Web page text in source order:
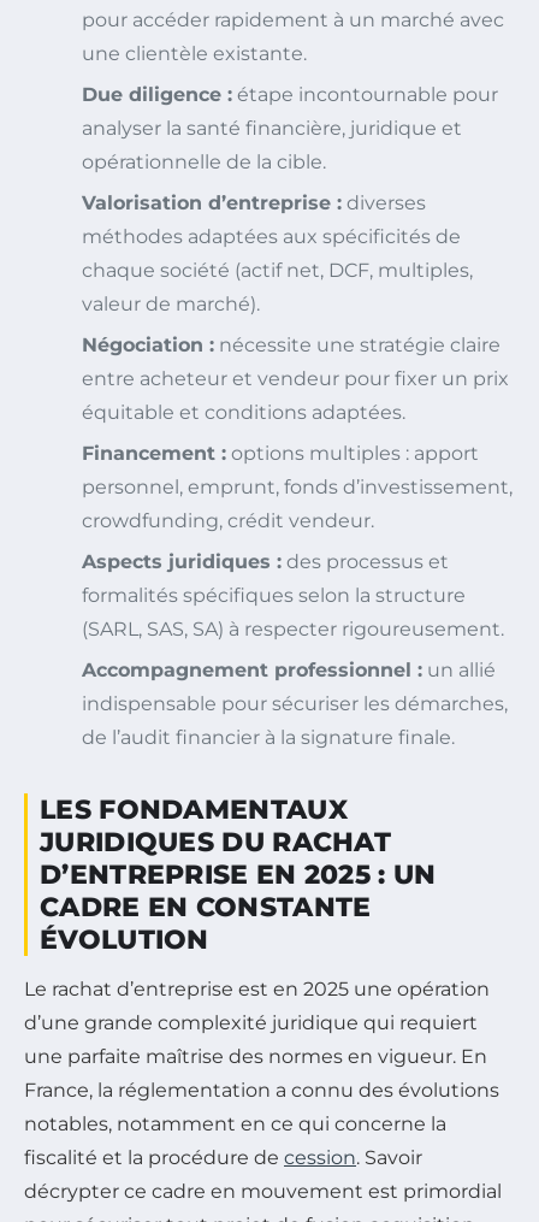
pour accéder rapidement à un marché avec
une clientèle existante.
Due diligence : étape incontournable pour
analyser la santé financière, juridique et
opérationnelle de la cible.
Valorisation d’entreprise : diverses
méthodes adaptées aux spécificités de
chaque société (actif net, DCF, multiples,
valeur de marché).
Négociation : nécessite une stratégie claire
entre acheteur et vendeur pour fixer un prix
équitable et conditions adaptées.
Financement : options multiples : apport
personnel, emprunt, fonds d’investissement,
crowdfunding, crédit vendeur.
Aspects juridiques : des processus et
formalités spécifiques selon la structure
(SARL, SAS, SA) à respecter rigoureusement.
Accompagnement professionnel : un allié
indispensable pour sécuriser les démarches,
de l’audit financier à la signature finale.
LES FONDAMENTAUX
JURIDIQUES DU RACHAT
D’ENTREPRISE EN 2025 : UN
CADRE EN CONSTANTE
ÉVOLUTION
Le rachat d’entreprise est en 2025 une opération
d’une grande complexité juridique qui requiert
une parfaite maîtrise des normes en vigueur. En
France, la réglementation a connu des évolutions
notables, notamment en ce qui concerne la
fiscalité et la procédure de cession. Savoir
décrypter ce cadre en mouvement est primordial